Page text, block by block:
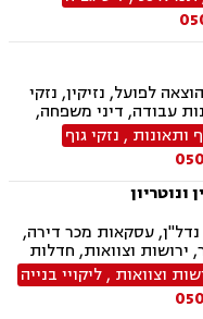
במושבים, רשות
מיסוי נדל"ן, היטל
תביעות ייצוגיות,
מכרזים והתקשרויות,
דיני חברות, סכסוך בין
עסקיים, בנקים,
זכויות יוצרים, דיני
לפועל, נזיקין, נזקי
עבודה, דיני משפחה,
הסכמי ממון, דין משמעתי,
דירה, גישור עסקי,
ביטוח לאומי, דיני
ותאונות , נזקי גוף
ונוטריון
עסקאות מכר דירה,
ירושות וצוואות, חדלות
מגשר ובורר
וצוואות ,ליקויי בנייה